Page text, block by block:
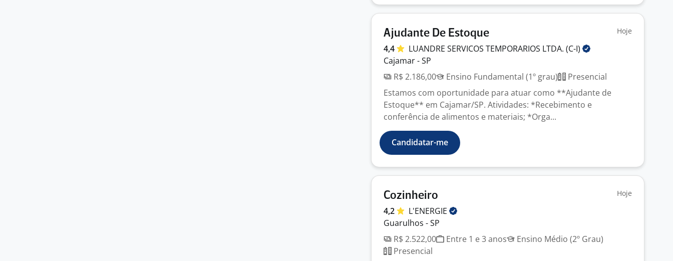
Ajudante De Estoque Hoje
4,4 LUANDRE SERVICOS TEMPORARIOS LTDA. (C-I)
Cajamar - SP
R$ 2.186,00
Ensino Fundamental (1º grau)
Presencial
Estamos com oportunidade para atuar como **Ajudante de
Estoque** em Cajamar/SP. Atividades: *Recebimento e
conferência de alimentos e materiais; *Orga...
Candidatar-me
Cozinheiro Hoje
4,2
L'ENERGIE
Guarulhos - SP
R$ 2.522,00
Entre 1 e 3 anos
Ensino Médio (2º Grau)
Presencial